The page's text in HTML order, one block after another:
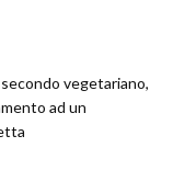
vegetariano,
ad un